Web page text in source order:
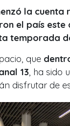
la
el país este
temporada
que
13 , ha
disfrutar de